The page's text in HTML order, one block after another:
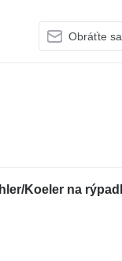
Obráťte
Koeler na